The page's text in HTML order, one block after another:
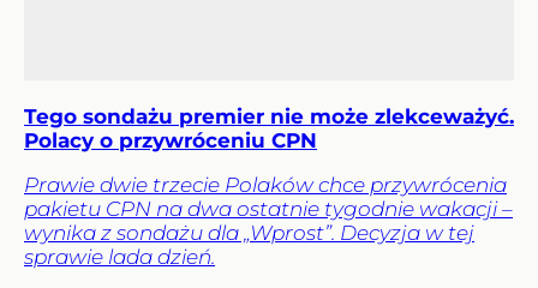
Tego sondażu premier nie może zlekceważyć.
Polacy o przywróceniu CPN
Prawie dwie trzecie Polaków chce przywrócenia
pakietu CPN na dwa ostatnie tygodnie wakacji –
wynika z sondażu dla „Wprost”. Decyzja w tej
sprawie lada dzień.